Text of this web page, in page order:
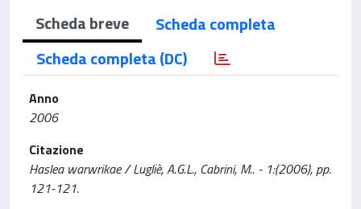
Scheda breve
Scheda completa
Scheda completa (DC)
Anno
2006
Citazione
Haslea warwrikae / Lugliè, A.G.L., Cabrini, M.. - 1:(2006), pp.
121-121.